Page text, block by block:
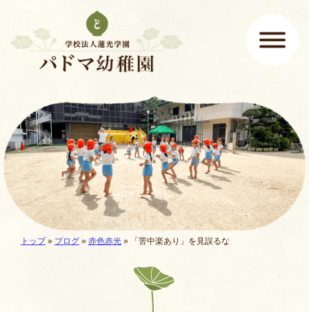
メインメニュー
ここから本文です。
現在地:
トップ» ブログ » 赤色赤光 » 「苦中楽あり」を見誤るな